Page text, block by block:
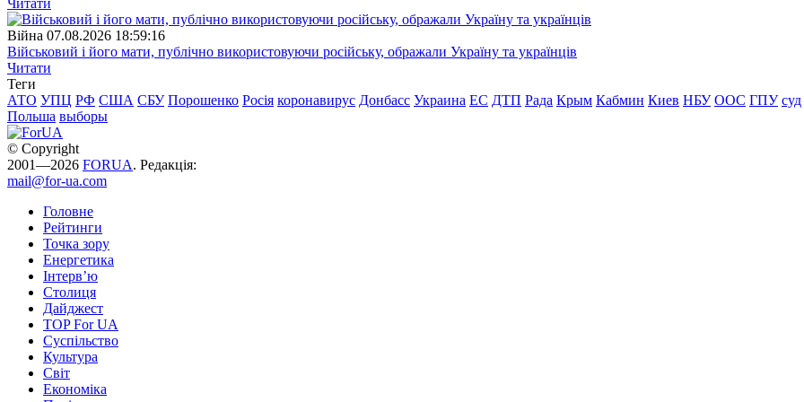
Війна 07.08.2026 18:59:16
Військовий і його мати, публічно використовуючи російську, ображали Україну та українців
Читати
Теги
АТО УПЦ РФ США СБУ Порошенко Росія коронавирус Донбасс Украина ЕС ДТП Рада Крым Кабмин Киев НБУ ООС ГПУ суд
Польша выборы
© Copyright
2001—2026 FORUA. Редакція:
mail@for-ua.com
Головне
Рейтинги
Точка зору
Енергетика
Інтерв’ю
Столиця
Дайджест
TOP For UA
Суспiльство
Культура
Світ
Економіка